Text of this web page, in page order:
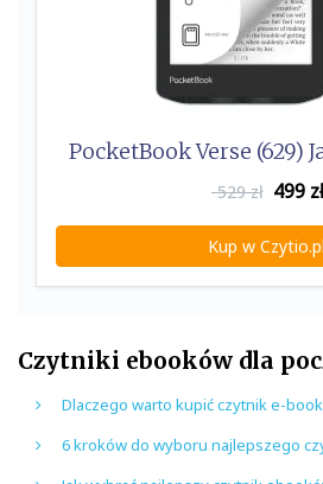
PocketBook Verse (629)
529 zł 499 zł
Kup w Czytio.pl
Czytniki ebooków dla
Dlaczego warto kupić czytnik e-
6 kroków do wyboru najlepszego